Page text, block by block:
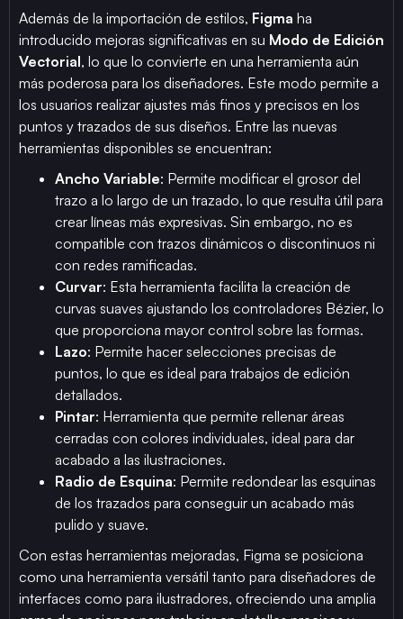
Además de la importación de estilos, Figma ha
introducido mejoras significativas en su Modo de Edición
Vectorial, lo que lo convierte en una herramienta aún
más poderosa para los diseñadores. Este modo permite a
los usuarios realizar ajustes más finos y precisos en los
puntos y trazados de sus diseños. Entre las nuevas
herramientas disponibles se encuentran:
Ancho Variable: Permite modificar el grosor del
trazo a lo largo de un trazado, lo que resulta útil para
crear líneas más expresivas. Sin embargo, no es
compatible con trazos dinámicos o discontinuos ni
con redes ramificadas.
Curvar: Esta herramienta facilita la creación de
curvas suaves ajustando los controladores Bézier, lo
que proporciona mayor control sobre las formas.
Lazo: Permite hacer selecciones precisas de
puntos, lo que es ideal para trabajos de edición
detallados.
Pintar: Herramienta que permite rellenar áreas
cerradas con colores individuales, ideal para dar
acabado a las ilustraciones.
Radio de Esquina: Permite redondear las esquinas
de los trazados para conseguir un acabado más
pulido y suave.
Con estas herramientas mejoradas, Figma se posiciona
como una herramienta versátil tanto para diseñadores de
interfaces como para ilustradores, ofreciendo una amplia